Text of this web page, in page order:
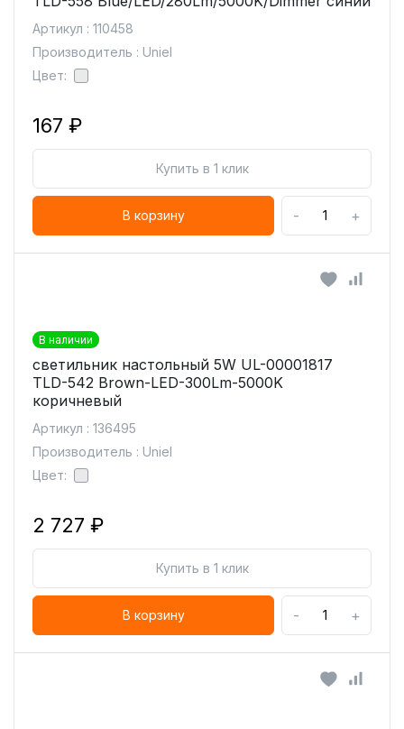
Артикул : 110458
Производитель : Uniel
Цвет:
167 ₽
Купить в 1 клик
В корзину - +
В наличии
светильник настольный 5W UL-00001817
TLD-542 Brown-LED-300Lm-5000K
коричневый
Артикул : 136495
Производитель : Uniel
Цвет:
2 727 ₽
Купить в 1 клик
В корзину - +